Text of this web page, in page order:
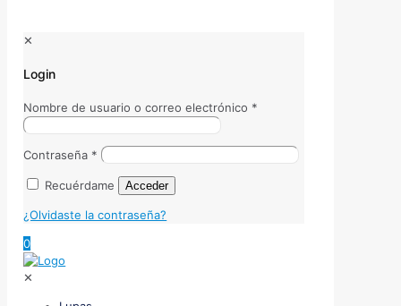
✕
Login
Nombre de usuario o correo electrónico *
Contraseña *
Recuérdame Acceder
¿Olvidaste la contraseña?
0
✕